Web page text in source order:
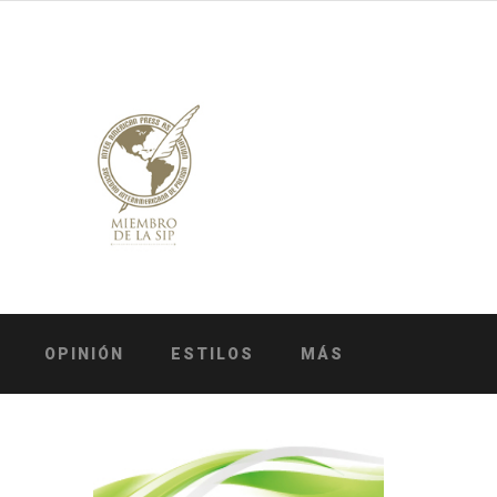
OPINIÓN ESTILOS MÁS